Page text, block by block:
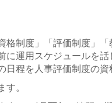
制度」「評価制度」
に運用スケジュールを
程を人事評価制度の資
。